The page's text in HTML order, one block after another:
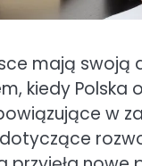
mają swoją
kiedy
w